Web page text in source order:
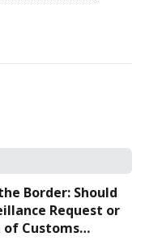
Border: Should
Request or
of Customs